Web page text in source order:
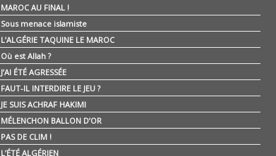
MAROC AU FINAL !
Sous menace islamiste
L’ALGÉRIE TAQUINE LE MAROC
Où est Allah ?
J’AI ÉTÉ AGRESSÉE
FAUT-IL INTERDIRE LE JEU ?
JE SUIS ACHRAF HAKIMI
MÉLENCHON BALLON D’OR
PAS DE CLIM !
L’ÉTÉ ALGÉRIEN